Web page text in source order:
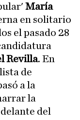
María
en solitario
el pasado 28
Revilla. En
de
a la
la
del